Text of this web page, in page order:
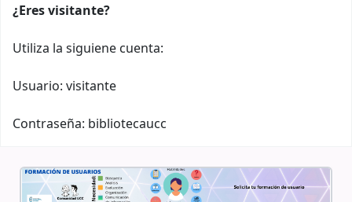
¿Eres visitante?
Utiliza la siguiene cuenta:
Usuario: visitante
Contraseña: bibliotecaucc